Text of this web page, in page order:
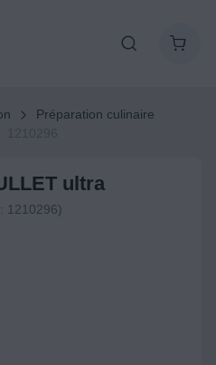
Préparation culinaire
ultra
1210296)